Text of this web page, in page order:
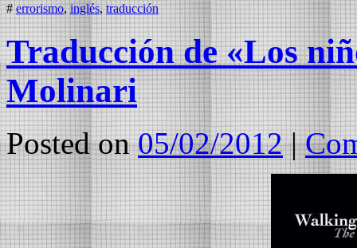
# errorismo,inglés, traducción
Traducción de «Los
Molinari
Posted on 05/02/2012 |